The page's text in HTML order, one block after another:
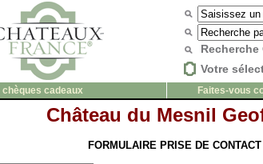
Recherche
Votre
chèques cadeaux Faites-vous
Château du Mesnil
FORMULAIRE PRISE DE CONTACT